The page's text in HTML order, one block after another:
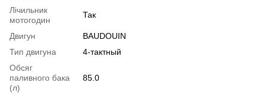
Лічильник
мотогодин
Так
Двигун
BAUDOUIN
Тип двигуна
4-тактный
Обсяг
паливного бака
(л)
85.0